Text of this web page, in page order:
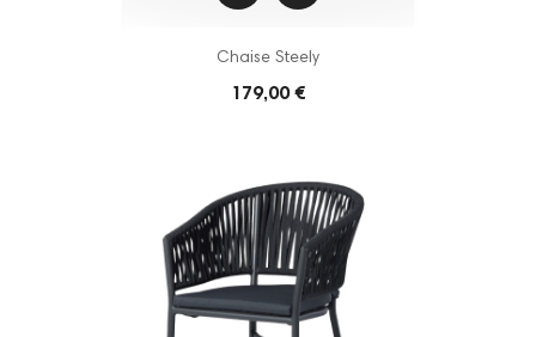
Chaise Steely
179,00 €